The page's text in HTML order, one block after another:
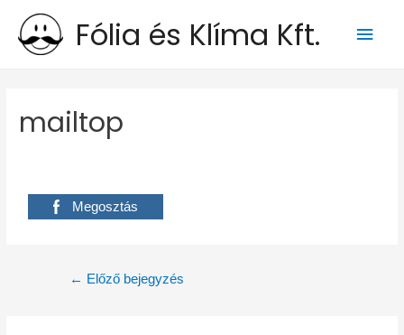
Fólia és Klíma Kft.
Main
mailtop
Megosztás
Bejegyzés
← Előző bejegyzés